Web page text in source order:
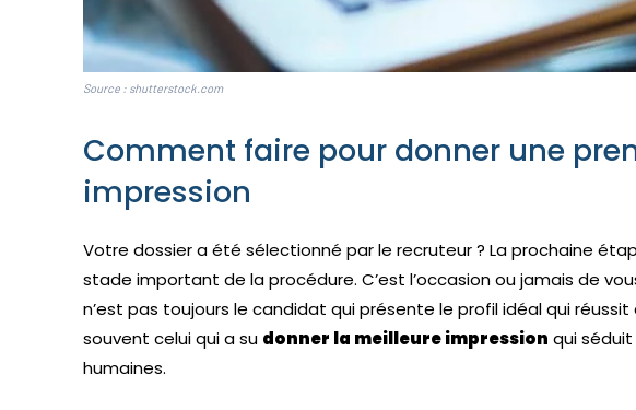
Source : shutterstock.com
Comment faire pour donner une
impression
Votre dossier a été sélectionné par le recruteur ? La prochaine
stade important de la procédure. C’est l’occasion ou jamais de
n’est pas toujours le candidat qui présente le profil idéal qui
souvent celui qui a su donner la meilleure impression qui
humaines.